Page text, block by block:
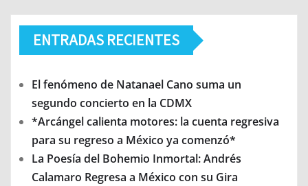
ENTRADAS RECIENTES
El fenómeno de Natanael Cano suma un
segundo concierto en la CDMX
*Arcángel calienta motores: la cuenta regresiva
para su regreso a México ya comenzó*
La Poesía del Bohemio Inmortal: Andrés
Calamaro Regresa a México con su Gira